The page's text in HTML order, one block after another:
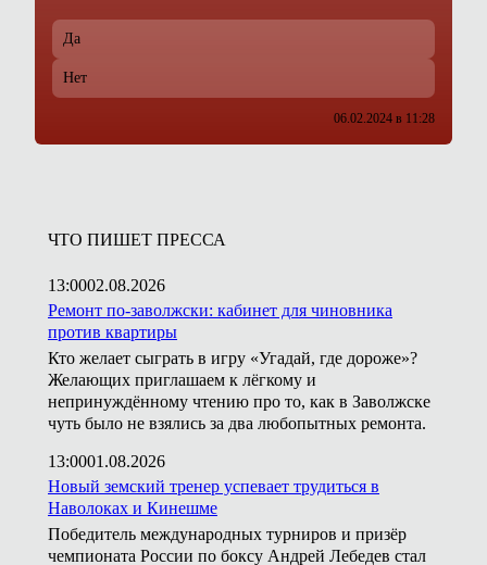
Да
Нет
06.02.2024 в 11:28
ЧТО ПИШЕТ ПРЕССА
13:0002.08.2026
Ремонт по-заволжски: кабинет для чиновника
против квартиры
Кто желает сыграть в игру «Угадай, где дороже»?
Желающих приглашаем к лёгкому и
непринуждённому чтению про то, как в Заволжске
чуть было не взялись за два любопытных ремонта.
13:0001.08.2026
Новый земский тренер успевает трудиться в
Наволоках и Кинешме
Победитель международных турниров и призёр
чемпионата России по боксу Андрей Лебедев стал